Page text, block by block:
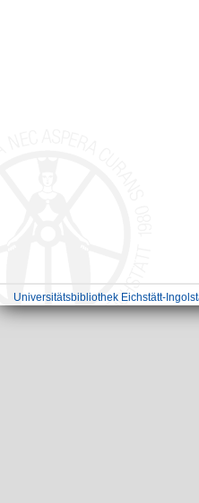
Universitätsbibliothek Eichstätt-